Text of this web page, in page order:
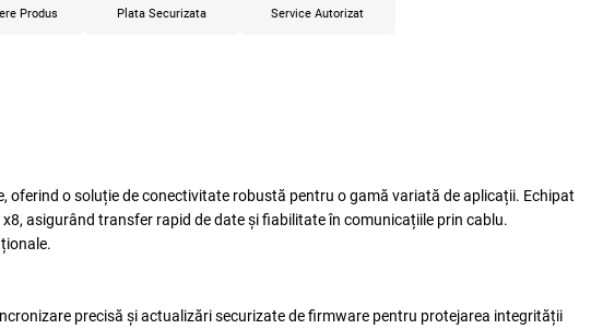
Produs Plata Securizata Service Autorizat
o soluție de conectivitate robustă pentru o gamă variată de aplicații. Echipat
asigurând transfer rapid de date și fiabilitate în comunicațiile prin cablu.
precisă și actualizări securizate de firmware pentru protejarea integrității